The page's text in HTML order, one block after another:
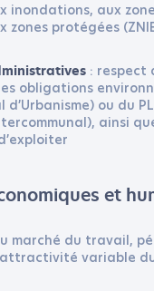
inondations, aux
zones protégées
: respect
obligations
d’Urbanisme) ou du
ainsi
et
marché du travail,
attractivité variable